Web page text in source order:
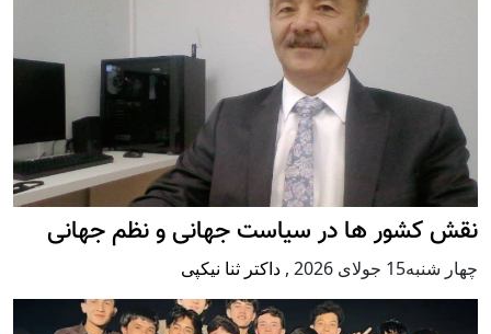
نقش کشور ها در سیاست جهانی و نظم جهانی
چهار شنبه15 جولای 2026 , داکتر ثنا نیکپی